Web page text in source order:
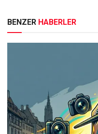
BENZER HABERLER